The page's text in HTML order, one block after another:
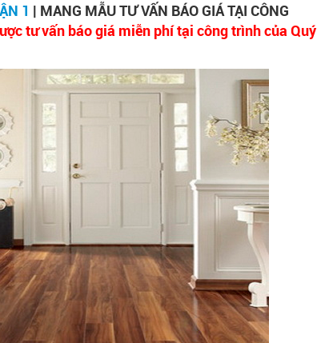
1 | MANG MẪU TƯ VẤN BÁO GIÁ TẠI CÔNG
tư vấn báo giá miễn phí tại công trình của Quý